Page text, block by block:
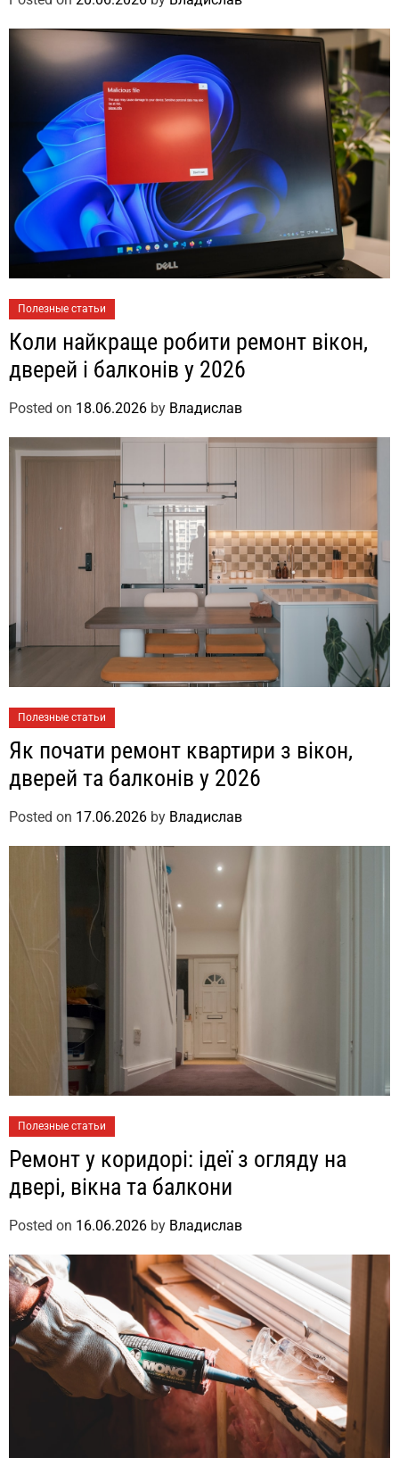
Полезные статьи
Коли найкраще робити ремонт вікон,
дверей і балконів у 2026
Posted on 18.06.2026 by Владислав
Полезные статьи
Як почати ремонт квартири з вікон,
дверей та балконів у 2026
Posted on 17.06.2026 by Владислав
Полезные статьи
Ремонт у коридорі: ідеї з огляду на
двері, вікна та балкони
Posted on 16.06.2026 by Владислав